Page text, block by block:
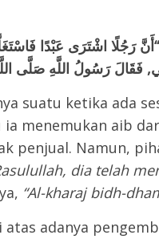
رَجُلًا اشْتَرَى عَبْدًا
فَقَالَ رَسُولُ اللَّهِ صَلَّى
ketika ada
menemukan aib
penjual. Namun,
dia telah
“Al-kharaj bidh-
adanya